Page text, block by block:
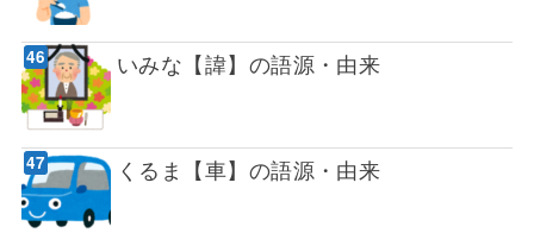
いみな【諱】の語源・由来
くるま【車】の語源・由来